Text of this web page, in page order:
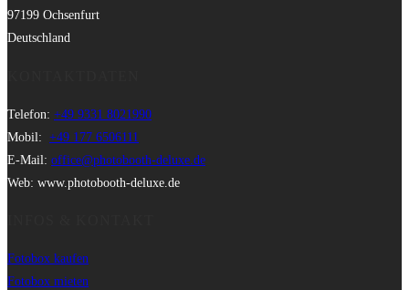
97199 Ochsenfurt
Deutschland
Telefon: +49 9331 8021990
Mobil: +49 177 6506111
E-Mail: office@photobooth-deluxe.de
Web: www.photobooth-deluxe.de
Fotobox kaufen
Fotobox mieten